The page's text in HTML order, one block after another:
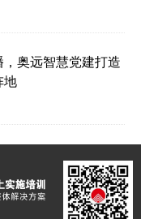
奥远智慧党建打造
地